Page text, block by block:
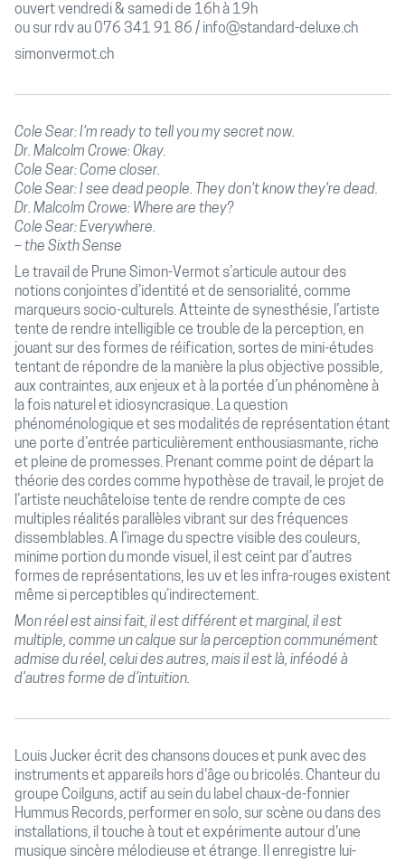
ouvert vendredi & samedi de 16h à 19h
ou sur rdv au 076 341 91 86 / info@standard-deluxe.ch
simonvermot.ch
Cole Sear: I'm ready to tell you my secret now.
Dr. Malcolm Crowe: Okay.
Cole Sear: Come closer.
Cole Sear: I see dead people. They don't know they're dead.
Dr. Malcolm Crowe: Where are they?
Cole Sear: Everywhere.
– the Sixth Sense
Le travail de Prune Simon-Vermot s’articule autour des
notions conjointes d’identité et de sensorialité, comme
marqueurs socio-culturels. Atteinte de synesthésie, l’artiste
tente de rendre intelligible ce trouble de la perception, en
jouant sur des formes de réification, sortes de mini-études
tentant de répondre de la manière la plus objective possible,
aux contraintes, aux enjeux et à la portée d’un phénomène à
la fois naturel et idiosyncrasique. La question
phénoménologique et ses modalités de représentation étant
une porte d’entrée particulièrement enthousiasmante, riche
et pleine de promesses. Prenant comme point de départ la
théorie des cordes comme hypothèse de travail, le projet de
l’artiste neuchâteloise tente de rendre compte de ces
multiples réalités parallèles vibrant sur des fréquences
dissemblables. A l’image du spectre visible des couleurs,
minime portion du monde visuel, il est ceint par d’autres
formes de représentations, les uv et les infra-rouges existent
même si perceptibles qu’indirectement.
Mon réel est ainsi fait, il est différent et marginal, il est
multiple, comme un calque sur la perception communément
admise du réel, celui des autres, mais il est là, inféodé à
d’autres forme de d’intuition.
Louis Jucker écrit des chansons douces et punk avec des
instruments et appareils hors d'âge ou bricolés. Chanteur du
groupe Coilguns, actif au sein du label chaux-de-fonnier
Hummus Records, performer en solo, sur scène ou dans des
installations, il touche à tout et expérimente autour d'une
musique sincère mélodieuse et étrange. Il enregistre lui-